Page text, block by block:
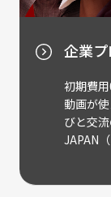
企業
初期費
動画が
びと交
JAPAN